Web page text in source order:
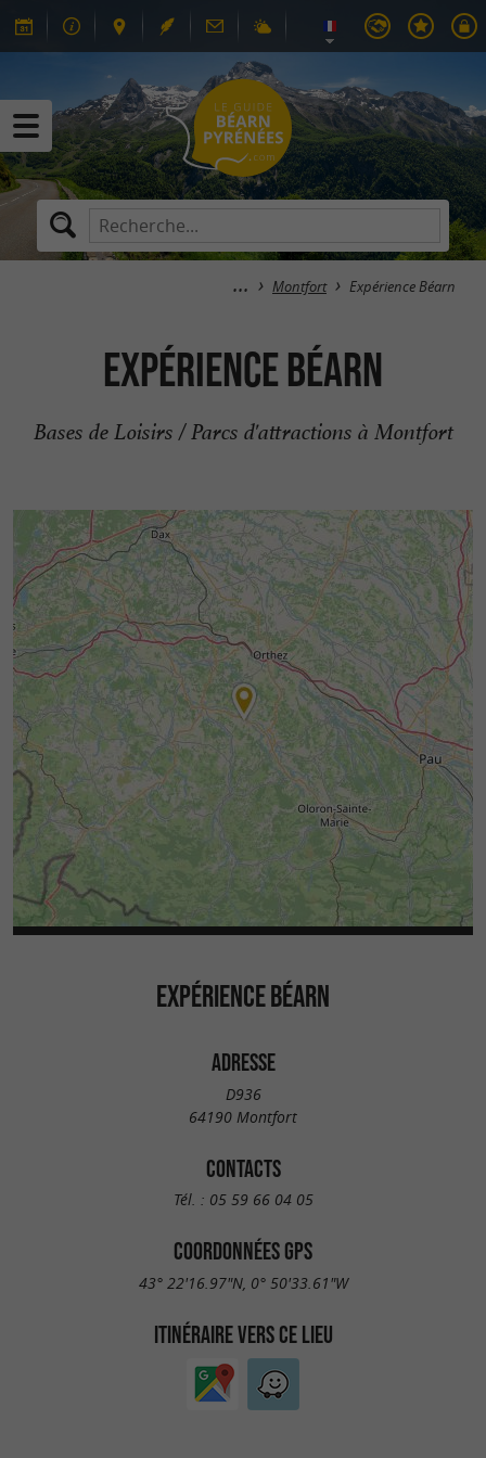
Montfort Expérience Béarn
Expérience Béarn
Bases de Loisirs / Parcs d'attractions à Montfort
EXPÉRIENCE BÉARN
ADRESSE
D936
64190 Montfort
CONTACTS
Tél. : 05 59 66 04 05
COORDONNÉES GPS
43° 22'16.97"N, 0° 50'33.61"W
ITINÉRAIRE VERS CE LIEU